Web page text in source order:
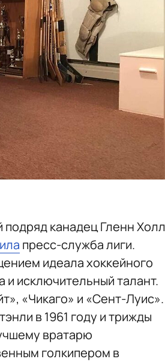
канадец Гленн Холл
пресс-служба лиги.
идеала хоккейного
и исключительный талант.
«Чикаго» и «Сент-Луис».
в 1961 году и трижды
вратарю
голкипером в